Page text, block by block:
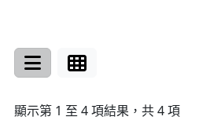
顯示第 1 至 4 項結果，共 4 項